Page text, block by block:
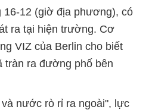
16-12 (giờ địa phương), có
ra tại hiện trường. Cơ
VIZ của Berlin cho biết
ra đường phố bên
nước rò rỉ ra ngoài", lực